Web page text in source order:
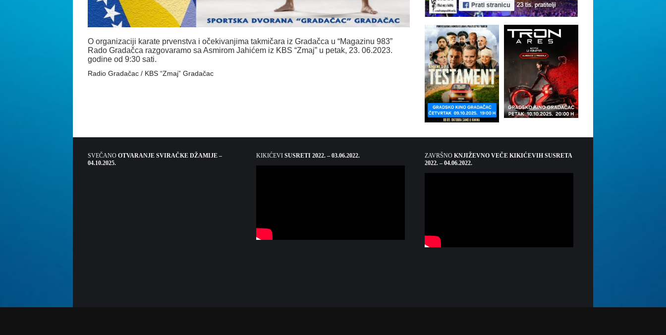
O organizaciji karate prvenstva i očekivanjima takmičara iz Gradačca u “Magazinu 983”
Rado Gradačca razgovaramo sa Asmirom Jahićem iz KBS “Zmaj” u petak, 23. 06.2023.
godine od 9:30 sati.
Radio Gradačac / KBS “Zmaj” Gradačac
SVEČANO OTVARANJE SVIRAČKE DŽAMIJE –
04.10.2025.
KIKIĆEVI SUSRETI 2022. – 03.06.2022. ZAVRŠNO KNJIŽEVNO VEČE KIKIĆEVIH SUSRETA
2022. – 04.06.2022.